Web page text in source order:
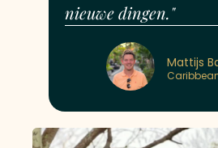
nieuwe dingen."
Mattijs